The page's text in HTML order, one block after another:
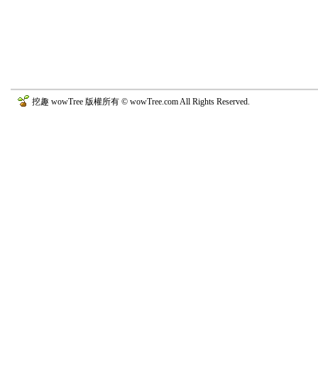
挖趣 wowTree 版權所有 © wowTree.com All Rights Reserved.